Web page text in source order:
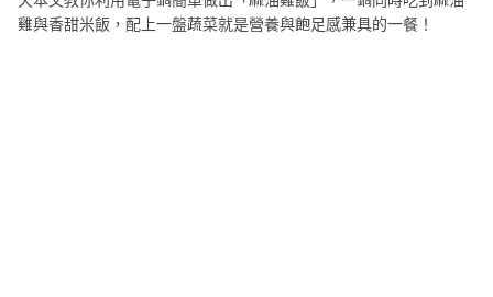
雞與香甜米飯，配上一盤蔬菜就是營養與飽足感兼具的一餐！